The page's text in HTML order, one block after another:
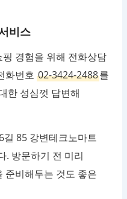
비스
경험을 위해 전화상담
화번호02-3424-2488를
한 성심껏 답변해
85 강변테크노마트
. 방문하기 전 미리
준비해두는 것도 좋은